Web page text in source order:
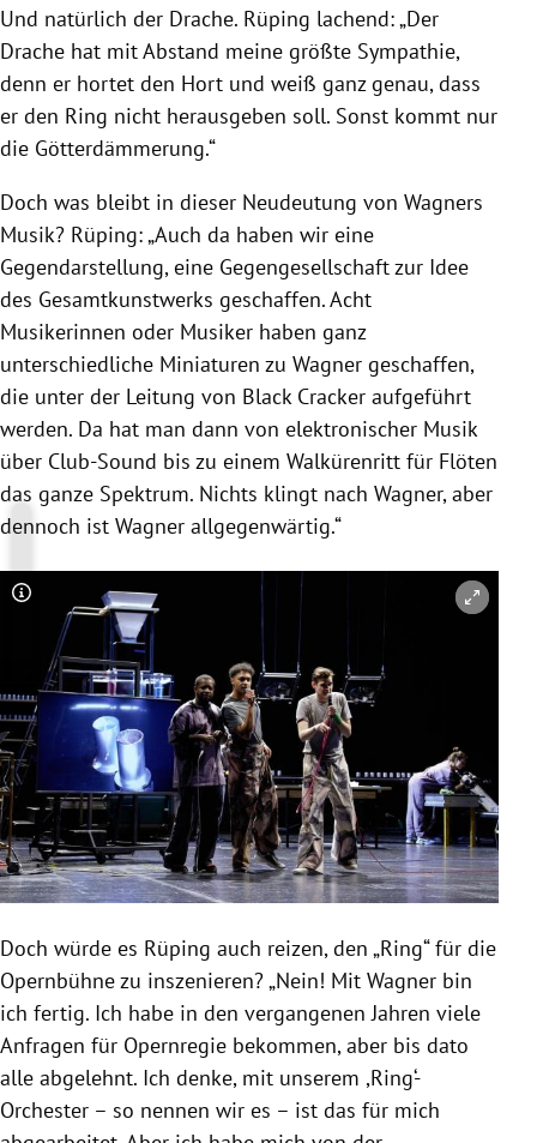
Und natürlich der Drache. Rüping lachend: „Der
Drache hat mit Abstand meine größte Sympathie,
denn er hortet den Hort und weiß ganz genau, dass
er den Ring nicht herausgeben soll. Sonst kommt nur
die Götterdämmerung.“
Doch was bleibt in dieser Neudeutung von Wagners
Musik? Rüping: „Auch da haben wir eine
Gegendarstellung, eine Gegengesellschaft zur Idee
des Gesamtkunstwerks geschaffen. Acht
Musikerinnen oder Musiker haben ganz
unterschiedliche Miniaturen zu Wagner geschaffen,
die unter der Leitung von Black Cracker aufgeführt
werden. Da hat man dann von elektronischer Musik
über Club-Sound bis zu einem Walkürenritt für Flöten
das ganze Spektrum. Nichts klingt nach Wagner, aber
dennoch ist Wagner allgegenwärtig.“
Copyright-Hinweis öffnen/schließen
Doch würde es Rüping auch reizen, den „Ring“ für die
Opernbühne zu inszenieren? „Nein! Mit Wagner bin
ich fertig. Ich habe in den vergangenen Jahren viele
Anfragen für Opernregie bekommen, aber bis dato
alle abgelehnt. Ich denke, mit unserem ,Ring‘-
Orchester – so nennen wir es – ist das für mich